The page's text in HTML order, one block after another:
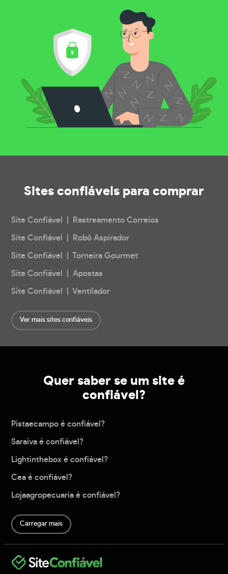
Sites confiáveis para comprar
Site Confiável | Rastreamento Correios
Site Confiável | Robô Aspirador
Site Confiável | Torneira Gourmet
Site Confiável | Apostas
Site Confiável | Ventilador
Ver mais sites confiáveis
Quer saber se um site é
confiável?
Pistaecampo é confiável?
Saraiva é confiável?
Lightinthebox é confiável?
Cea é confiável?
Lojaagropecuaria é confiável?
Carregar mais